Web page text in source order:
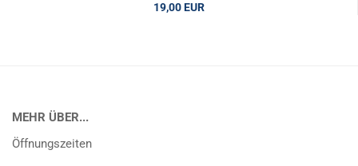
19,00 EUR
MEHR ÜBER...
Öffnungszeiten